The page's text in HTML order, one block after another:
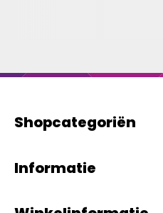
Shopcategoriën
Informatie